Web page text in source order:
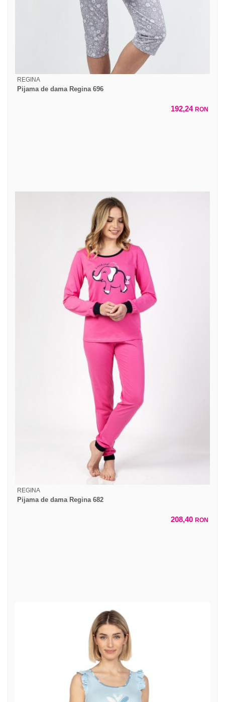
REGINA
Pijama de dama Regina 696
192,24 RON
REGINA
Pijama de dama Regina 682
208,40 RON